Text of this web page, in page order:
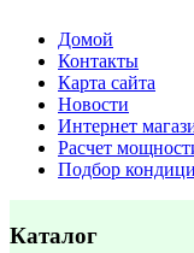
Домой
Контакты
Карта сайта
Новости
Интернет
Расчет
Подбор
Каталог